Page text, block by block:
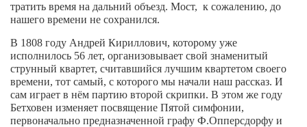
тратить время на дальний объезд. Мост, к сожалению, до
нашего времени не сохранился.
В 1808 году Андрей Кириллович, которому уже
исполнилось 56 лет, организовывает свой знаменитый
струнный квартет, считавшийся лучшим квартетом своего
времени, тот самый, с которого мы начали наш рассказ. И
сам играет в нём партию второй скрипки. В этом же году
Бетховен изменяет посвящение Пятой симфонии,
первоначально предназначенной графу Ф.Опперсдорфу и